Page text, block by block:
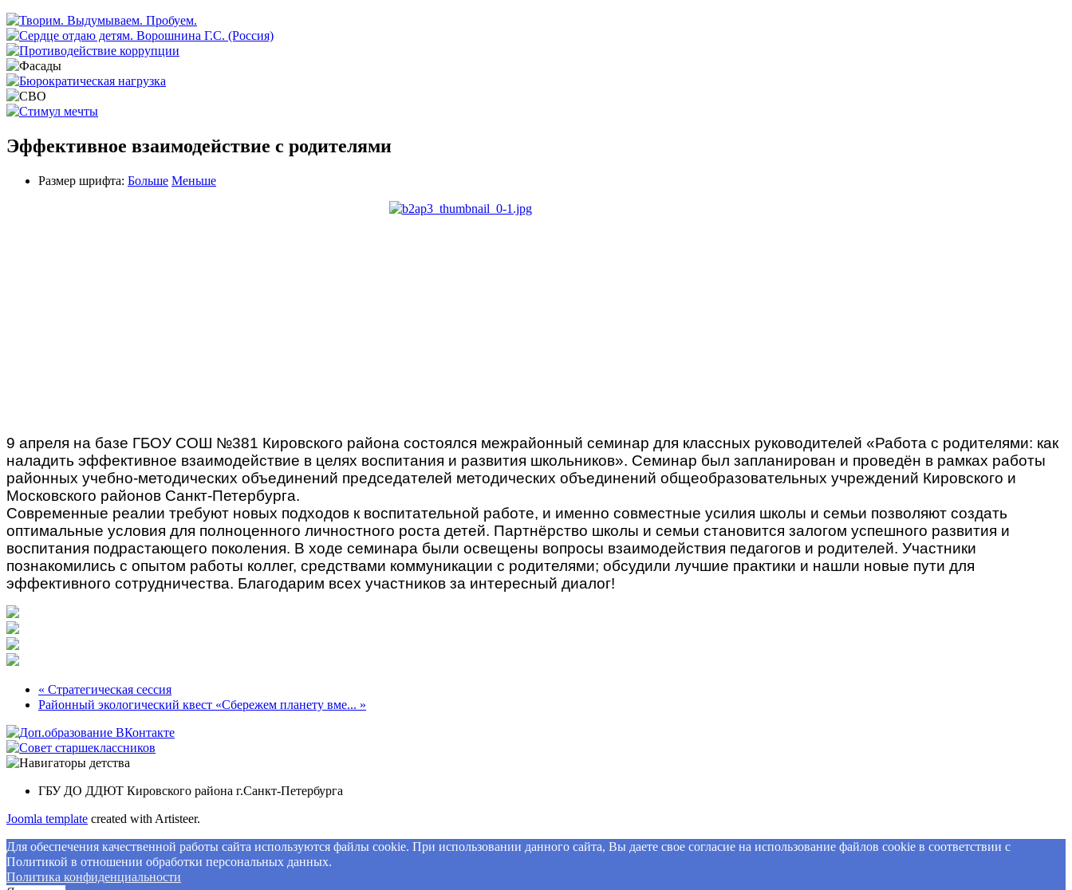
Эффективное взаимодействие с родителями
Размер шрифта: Больше Меньше
9 апреля на базе ГБОУ СОШ №381 Кировского района состоялся межрайонный семинар для классных руководителей «Работа с родителями: как
наладить эффективное взаимодействие в целях воспитания и развития школьников». Семинар был запланирован и проведён в рамках работы
районных учебно-методических объединений председателей методических объединений общеобразовательных учреждений Кировского и
Московского районов Санкт-Петербурга.
Современные реалии требуют новых подходов к воспитательной работе, и именно совместные усилия школы и семьи позволяют создать
оптимальные условия для полноценного личностного роста детей. Партнёрство школы и семьи становится залогом успешного развития и
воспитания подрастающего поколения. В ходе семинара были освещены вопросы взаимодействия педагогов и родителей. Участники
познакомились с опытом работы коллег, средствами коммуникации с родителями; обсудили лучшие практики и нашли новые пути для
эффективного сотрудничества. Благодарим всех участников за интересный диалог!
« Стратегическая сессия
Районный экологический квест «Сбережем планету вме... »
ГБУ ДО ДДЮТ Кировского района г.Санкт-Петербурга
Joomla template created with Artisteer.
Для обеспечения качественной работы сайта используются файлы cookie. При использовании данного сайта, Вы даете свое согласие на использование файлов cookie в соответствии с
Политикой в отношении обработки персональных данных.
Политикa конфиденциальности